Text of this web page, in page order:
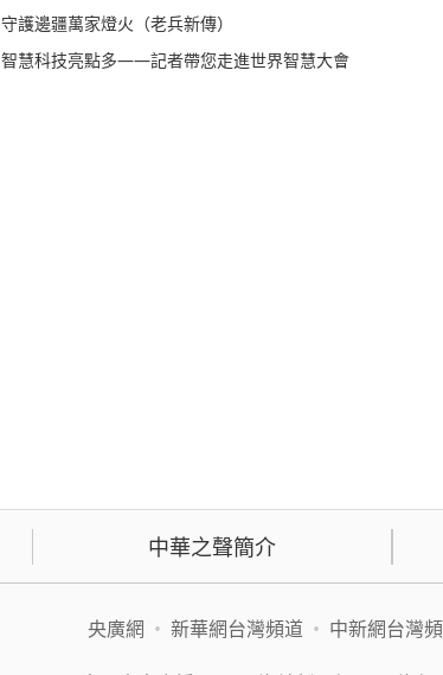
守護邊疆萬家燈火（老兵新傳）
智慧科技亮點多——記者帶您走進世界智慧大會
中華之聲簡介
央廣網 • 新華網台灣頻道 • 中新網台灣